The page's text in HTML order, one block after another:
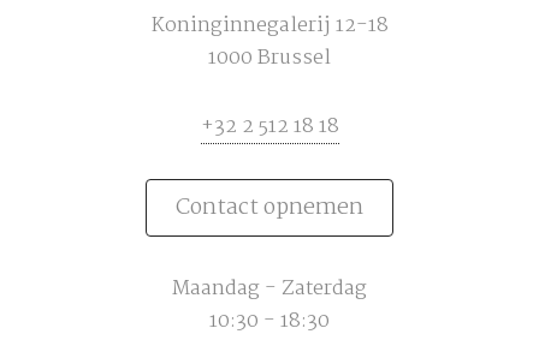
Koninginnegalerij 12-18
1000 Brussel
+32 2 512 18 18
Contact opnemen
Maandag - Zaterdag
10:30 - 18:30